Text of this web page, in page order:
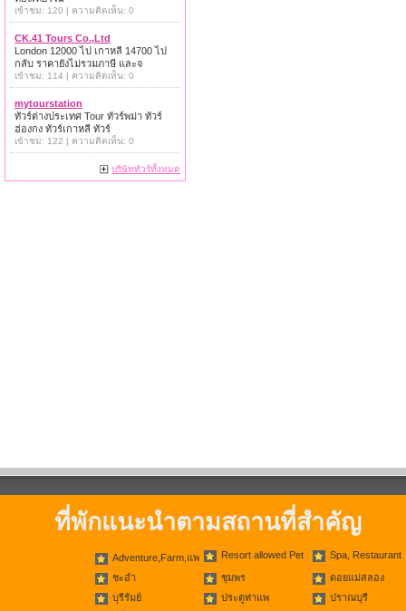
เข้าชม: 120 | ความคิดเห็น: 0
CK.41 Tours Co.,Ltd
London 12000 ไป เกาหลี 14700 ไป
กลับ ราคายังไม่รวมภาษี และจ
เข้าชม: 114 | ความคิดเห็น: 0
mytourstation
ทัวร์ต่างประเทศ Tour ทัวร์พม่า ทัวร์
ฮ่องกง ทัวร์เกาหลี ทัวร์
เข้าชม: 122 | ความคิดเห็น: 0
บริษัททัวร์ทั้งหมด
ที่พักแนะนำตามสถานที่สำคัญ
Adventure,Farm,แพ Resort allowed Pet Spa, Restaurant
ชะอำ ชุมพร
ดอยแม่สลอง
บุรีรัมย์
ประตูท่าแพ
ปราณบุรี